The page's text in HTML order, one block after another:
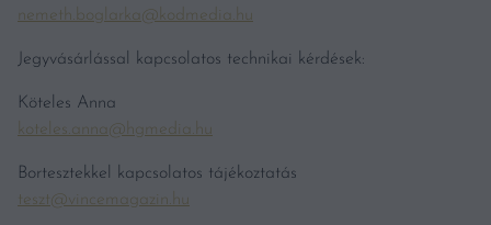
nemeth.boglarka@kodmedia.hu
Jegyvásárlással kapcsolatos technikai kérdések:
Köteles Anna
koteles.anna@hgmedia.hu
Bortesztekkel kapcsolatos tájékoztatás
teszt@vincemagazin.hu